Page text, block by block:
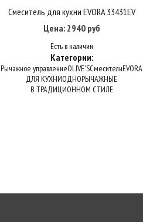
В корзину
Купить в один клик
Смеситель для кухни EVORA 33431EV
Цена: 2940 руб
Есть в наличии
Категории:
Рычажное управлениеOLIVE'SСмесителиEVORA
ДЛЯ КУХНИОДНОРЫЧАЖНЫЕ
В ТРАДИЦИОННОМ СТИЛЕ